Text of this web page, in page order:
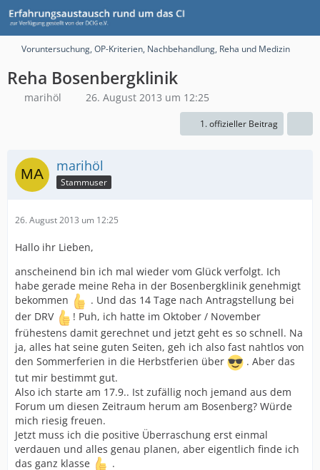
Voruntersuchung, OP-Kriterien, Nachbehandlung, Reha und Medizin
Reha Bosenbergklinik
marihöl 26. August 2013 um 12:25
1. offizieller Beitrag
marihöl
Stammuser
26. August 2013 um 12:25
Hallo ihr Lieben,
anscheinend bin ich mal wieder vom Glück verfolgt. Ich
habe gerade meine Reha in der Bosenbergklinik genehmigt
bekommen
. Und das 14 Tage nach Antragstellung bei
der DRV
! Puh, ich hatte im Oktober / November
frühestens damit gerechnet und jetzt geht es so schnell. Na
ja, alles hat seine guten Seiten, geh ich also fast nahtlos von
den Sommerferien in die Herbstferien über
. Aber das
tut mir bestimmt gut.
Also ich starte am 17.9.. Ist zufällig noch jemand aus dem
Forum um diesen Zeitraum herum am Bosenberg? Würde
mich riesig freuen.
Jetzt muss ich die positive Überraschung erst einmal
verdauen und alles genau planen, aber eigentlich finde ich
das ganz klasse
.